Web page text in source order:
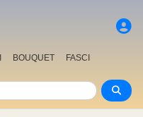
BOUQUET
FASCI